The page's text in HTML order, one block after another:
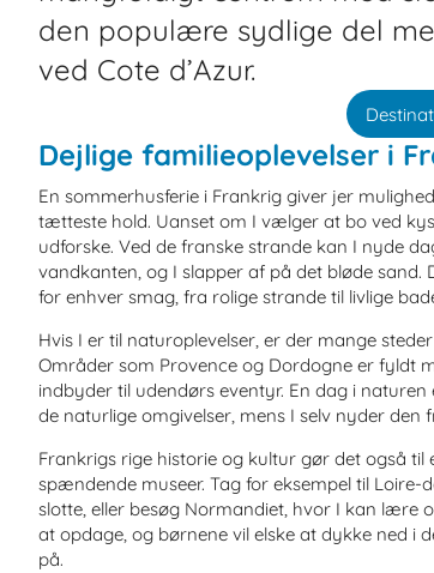
den populære sydlige del
ved Cote d’Azur.
Dejlige familieoplevelser i
En sommerhusferie i Frankrig giver jer
tætteste hold. Uanset om I vælger at bo ved
udforske. Ved de franske strande kan I nyde
vandkanten, og I slapper af på det bløde
for enhver smag, fra rolige strande til livlige
Hvis I er til naturoplevelser, er der mange
Områder som Provence og Dordogne er fyldt
indbyder til udendørs eventyr. En dag i
de naturlige omgivelser, mens I selv nyder den
Frankrigs rige historie og kultur gør det også
spændende museer. Tag for eksempel til
slotte, eller besøg Normandiet, hvor I kan lære
at opdage, og børnene vil elske at dykke ned
på.